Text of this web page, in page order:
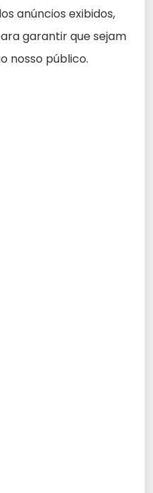
anúncios exibidos,
garantir que sejam
nosso público.